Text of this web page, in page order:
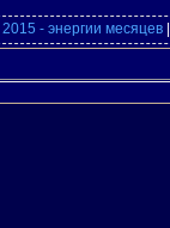
2015 - энергии месяцев